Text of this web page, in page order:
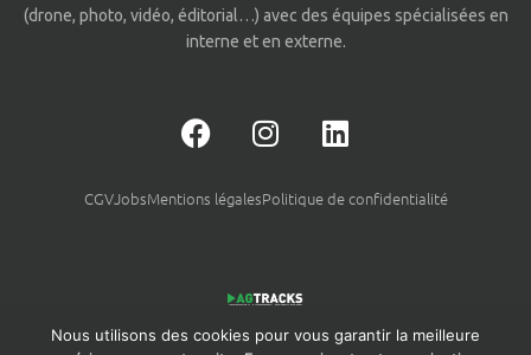
(drone, photo, vidéo, éditorial…) avec des équipes spécialisées en
interne et en externe.
CGVJobsMentions légalesPolitique de confidentialité
Nous utilisons des cookies pour vous garantir la meilleure